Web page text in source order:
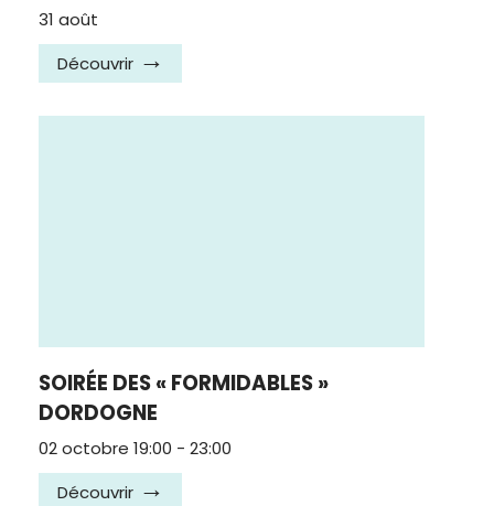
31 août
Découvrir
SOIRÉE DES « FORMIDABLES »
DORDOGNE
02 octobre 19:00 - 23:00
Découvrir